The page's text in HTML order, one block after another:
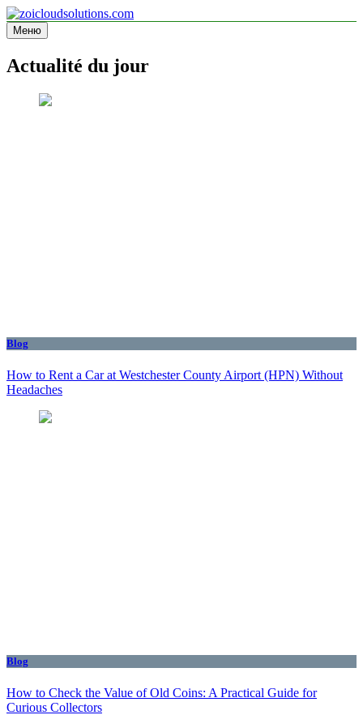
Перейти
к
содержимому
zoicloudsolutions.com
Меню
Actualité du jour
Blog
How to Rent a Car at Westchester County Airport (HPN) Without
Headaches
Blog
How to Check the Value of Old Coins: A Practical Guide for
Curious Collectors